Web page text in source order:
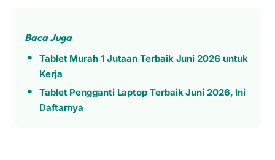
Baca Juga
Tablet Murah 1 Jutaan Terbaik Juni 2026 untuk
Kerja
Tablet Pengganti Laptop Terbaik Juni 2026, Ini
Daftarnya